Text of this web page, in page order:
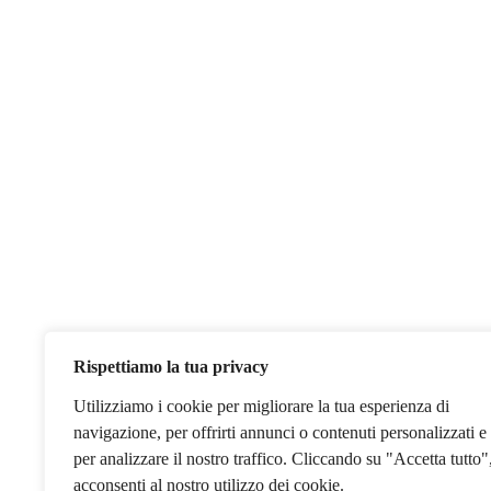
Rispettiamo la tua privacy
Utilizziamo i cookie per migliorare la tua esperienza di
navigazione, per offrirti annunci o contenuti personalizzati e
per analizzare il nostro traffico. Cliccando su "Accetta
acconsenti al nostro utilizzo dei cookie.